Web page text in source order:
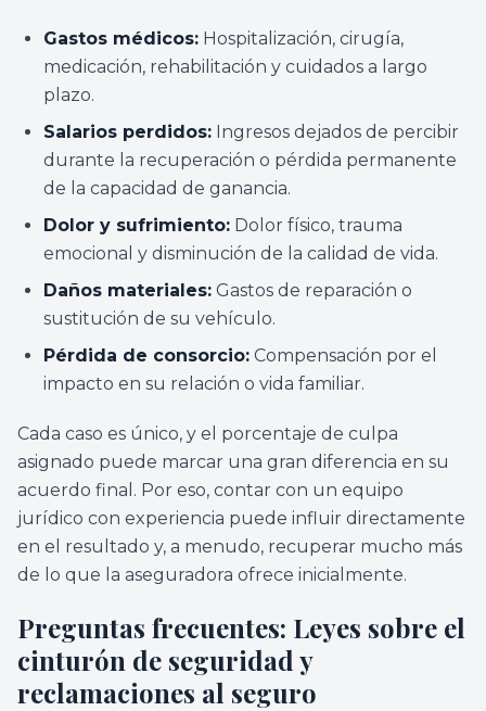
Gastos médicos: Hospitalización, cirugía,
medicación, rehabilitación y cuidados a largo
plazo.
Salarios perdidos: Ingresos dejados de percibir
durante la recuperación o pérdida permanente
de la capacidad de ganancia.
Dolor y sufrimiento: Dolor físico, trauma
emocional y disminución de la calidad de vida.
Daños materiales: Gastos de reparación o
sustitución de su vehículo.
Pérdida de consorcio: Compensación por el
impacto en su relación o vida familiar.
Cada caso es único, y el porcentaje de culpa
asignado puede marcar una gran diferencia en su
acuerdo final. Por eso, contar con un equipo
jurídico con experiencia puede influir directamente
en el resultado y, a menudo, recuperar mucho más
de lo que la aseguradora ofrece inicialmente.
Preguntas frecuentes: Leyes sobre el
cinturón de seguridad y
reclamaciones al seguro